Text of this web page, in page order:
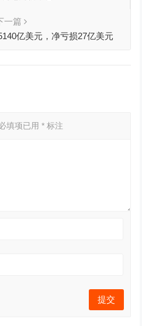
一篇
亿美元，净亏损27亿美元
填项已用* 标注